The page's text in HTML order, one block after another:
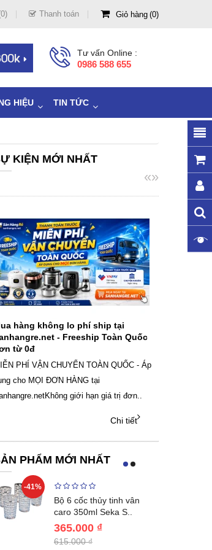
Thanh toán Giỏ hàng 0
Tư vấn Online :
0986 588 655
HIỆU TIN TỨC
KIỆN MỚI NHẤT
«»
hàng không lo phí ship tại
- Freeship Toàn Quốc
từ 0đ
PHÍ VẬN CHUYỂN TOÀN QUỐC - Áp
cho MỌI ĐƠN HÀNG tại
giới hạn giá trị đơn..
Chi tiết
PHẨM MỚI NHẤT
-41%
Bộ 6 cốc thủy tinh vân
caro 350ml Seka S..
365.000 ₫
615.000 ₫